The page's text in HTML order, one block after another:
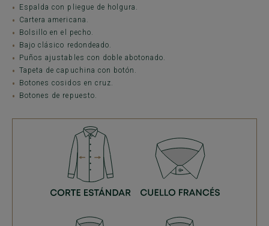
Espalda con pliegue de holgura.
Cartera americana.
Bolsillo en el pecho.
Bajo clásico redondeado.
Puños ajustables con doble abotonado.
Tapeta de capuchina con botón.
Botones cosidos en cruz.
Botones de repuesto.